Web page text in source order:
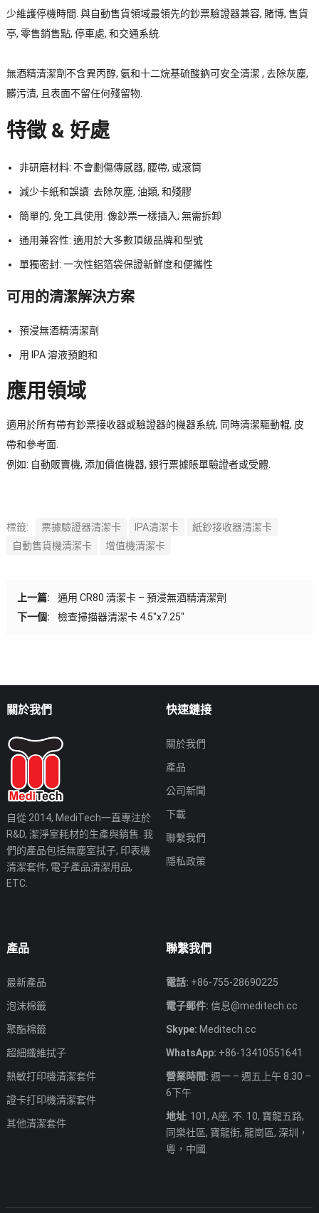
少維護停機時間. 與自動售貨領域最領先的鈔票驗證器兼容, 賭博, 售貨
亭, 零售銷售點, 停車處, 和交通系統.
無酒精清潔劑不含異丙醇, 氨和十二烷基硫酸鈉可安全清潔 , 去除灰塵,
髒污漬, 且表面不留任何殘留物.
特徵 & 好處
非研磨材料: 不會劃傷傳感器, 腰帶, 或滾筒
減少卡紙和誤讀: 去除灰塵, 油類, 和殘膠
簡單的, 免工具使用: 像鈔票一樣插入; 無需拆卸
通用兼容性: 適用於大多數頂級品牌和型號
單獨密封: 一次性鋁箔袋保證新鮮度和便攜性
可用的清潔解決方案
預浸無酒精清潔劑
用 IPA 溶液預飽和
應用領域
適用於所有帶有鈔票接收器或驗證器的機器系統, 同時清潔驅動輥, 皮
帶和參考面.
例如: 自動販賣機, 添加價值機器, 銀行票據賬單驗證者或受體.
標籤: 票據驗證器清潔卡 IPA清潔卡
紙鈔接收器清潔卡
自動售貨機清潔卡
增值機清潔卡
上一篇:
通用 CR80 清潔卡 – 預浸無酒精清潔劑
下一個:
檢查掃描器清潔卡 4.5″x7.25″
關於我們
自從 2014, MediTech一直專注於
R&D, 潔淨室耗材的生產與銷售. 我
們的產品包括無塵室拭子, 印表機
清潔套件, 電子產品清潔用品,
ETC.
快速鏈接
關於我們
產品
公司新聞
下載
聯繫我們
隱私政策
產品
最新產品
泡沫棉籤
聚酯棉籤
超細纖維拭子
熱敏打印機清潔套件
證卡打印機清潔套件
其他清潔套件
聯繫我們
電話: +86-755-28690225
電子郵件: 信息@meditech.cc
Skype: Meditech.cc
WhatsApp: +86-13410551641
營業時間: 週一 – 週五上午 8.30 –
6下午
地址: 101, A座, 不. 10, 寶龍五路,
同樂社區, 寶龍街, 龍崗區, 深圳，
粵，中國.